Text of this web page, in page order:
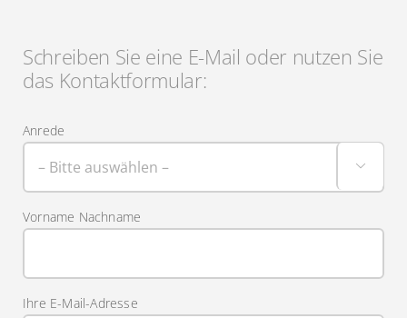
Schreiben Sie eine E-Mail oder nutzen Sie
das Kontaktformular:
Anrede

Vorname Nachname
Ihre E-Mail-Adresse